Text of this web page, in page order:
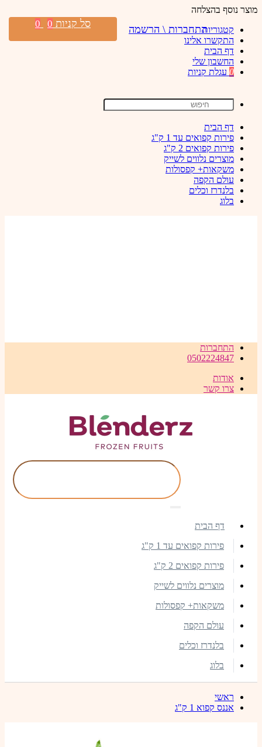
מוצר נוסף בהצלחה
קטגוריות
התקשרו אלינו
דף הבית
החשבון שלי
0 עגלת קניות
דף הבית
פירות קפואים עד 1 ק"ג
פירות קפואים 2 ק"ג
מוצרים נלווים לשייק
משקאות+ קפסולות
עולם הקפה
בלנדרז וכלים
בלוג
התחברות
0502224847
אודות
צרו קשר
התחברות \ הרשמה סל קניות 0
0
דף הבית
פירות קפואים עד 1 ק"ג
פירות קפואים 2 ק"ג
מוצרים נלווים לשייק
משקאות+ קפסולות
עולם הקפה
בלנדרז וכלים
בלוג
ראשי
אננס קפוא 1 ק"ג